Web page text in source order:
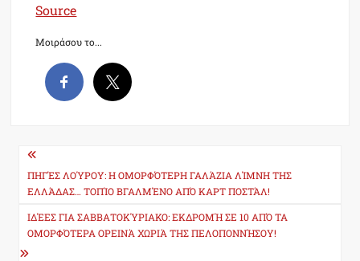
Source
Μοιράσου το...
Post
navigation
ΠΗΓΈΣ ΛΟΎΡΟΥ: H ΟΜΟΡΦΌΤΕΡΗ ΓΑΛΆΖΙΑ ΛΊΜΝΗ ΤΗΣ
ΕΛΛΆΔΑΣ… ΤΟΠΊΟ ΒΓΑΛΜΈΝΟ ΑΠΌ ΚΑΡΤ ΠΟΣΤΆΛ!
ΙΔΈΕΣ ΓΙΑ ΣΑΒΒΑΤΟΚΎΡΙΑΚΟ: ΕΚΔΡΟΜΉ ΣΕ 10 ΑΠΌ ΤΑ
ΟΜΟΡΦΌΤΕΡΑ ΟΡΕΙΝΆ ΧΩΡΙΆ ΤΗΣ ΠΕΛΟΠΟΝΝΉΣΟΥ!